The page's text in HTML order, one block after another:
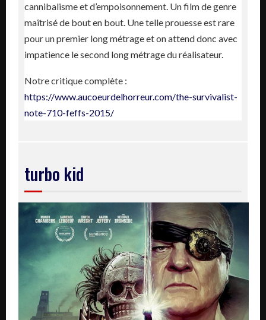
cannibalisme et d’empoisonnement. Un film de genre
maîtrisé de bout en bout. Une telle prouesse est rare
pour un premier long métrage et on attend donc avec
impatience le second long métrage du réalisateur.
Notre critique complète :
https://www.aucoeurdelhorreur.com/the-survivalist-
note-710-feffs-2015/
turbo kid